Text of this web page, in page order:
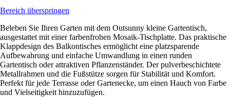
Bereich überspringen
Beleben Sie Ihren Garten mit dem Outsunny kleine Gartentisch,
ausgestattet mit einer farbenfrohen Mosaik-Tischplatte. Das praktische
Klappdesign des Balkontisches ermöglicht eine platzsparende
Aufbewahrung und einfache Umwandlung in einen runden
Gartentisch oder attraktiven Pflanzenständer. Der pulverbeschichtete
Metallrahmen und die Fußstütze sorgen für Stabilität und Komfort.
Perfekt für jede Terrasse oder Gartenecke, um einen Hauch von Farbe
und Vielseitigkeit hinzuzufügen.